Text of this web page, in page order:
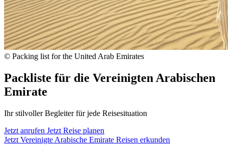
© Packing list for the United Arab Emirates
Packliste für die Vereinigten Arabischen
Emirate
Ihr stilvoller Begleiter für jede Reisesituation
Jetzt anrufen Jetzt Reise planen
Jetzt Vereinigte Arabische Emirate Reisen erkunden